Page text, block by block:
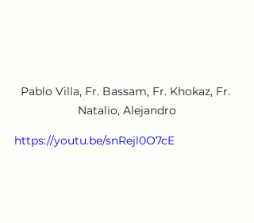
Pablo Villa, Fr. Bassam, Fr. Khokaz, Fr.
Natalio, Alejandro
https://youtu.be/snRejl0O7cE